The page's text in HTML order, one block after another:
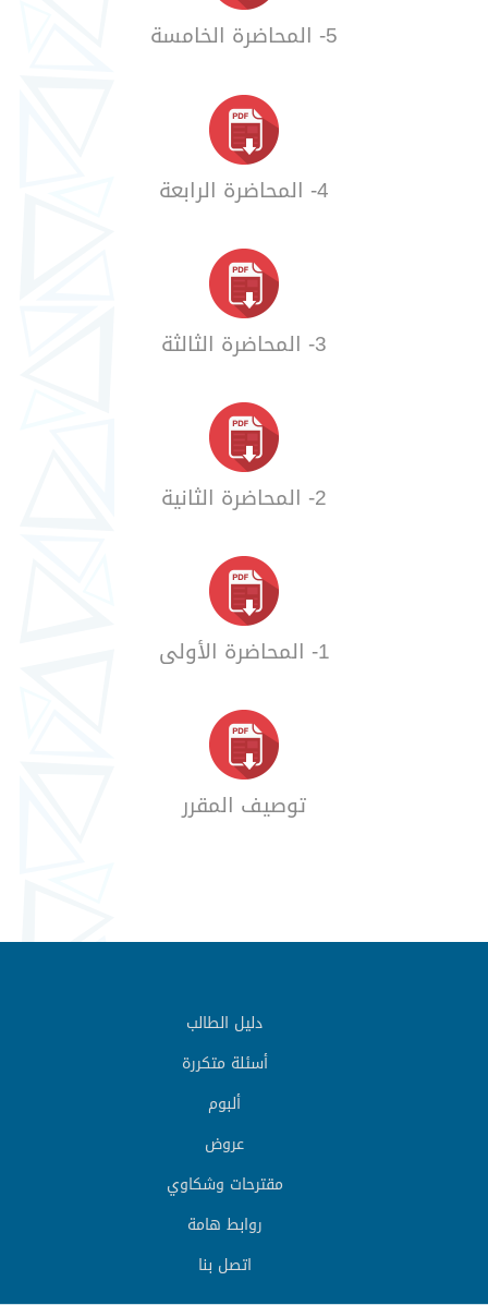
5- المحاضرة الخامسة
4- المحاضرة الرابعة
3- المحاضرة الثالثة
2- المحاضرة الثانية
1- المحاضرة الأولى
توصيف المقرر
دليل الطالب
أسئلة متكررة
ألبوم
عروض
مقترحات وشكاوي
روابط هامة
اتصل بنا